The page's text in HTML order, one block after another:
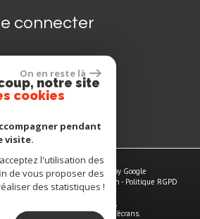
connecter
Espace propriétaire
réservés | Traduction powered by Google
- Nos honoraires - Liens Admin - Politique RGPD
compatible multi-supports,
site adaptable à tous les types d'écrans.
On en reste là
notre site
cookies
pendant
visite.
l'utilisation des
de vous proposer des
des statistiques !